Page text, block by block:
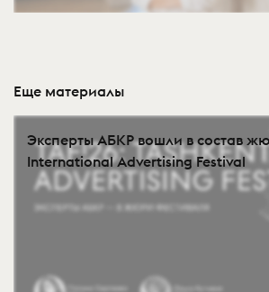
Еще материалы
Эксперты АБКР вошли в состав
International Advertising Festival